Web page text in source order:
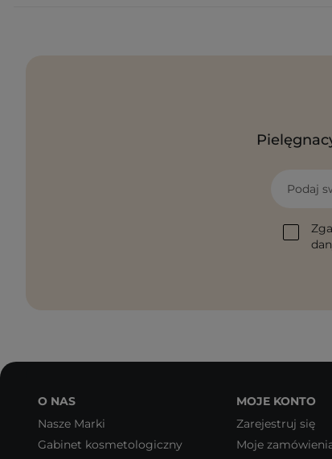
Podaj
O NAS
Nasze Marki
Gabinet kosmetologiczny
MOJE KONTO
Zarejestruj się
Moje